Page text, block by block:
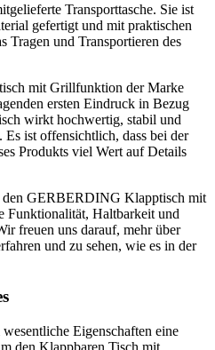
Transporttasche. Sie ist
gefertigt und mit praktischen
Tragen und Transportieren des
mit Grillfunktion der Marke
ersten Eindruck in Bezug
wirkt hochwertig, stabil und
ist offensichtlich, dass bei der
Produkts viel Wert auf Details
den GERBERDING Klapptisch mit
Funktionalität, Haltbarkeit und
freuen uns darauf, mehr über
und zu sehen, wie es in der
Eigenschaften eine
den Klappbaren Tisch mit